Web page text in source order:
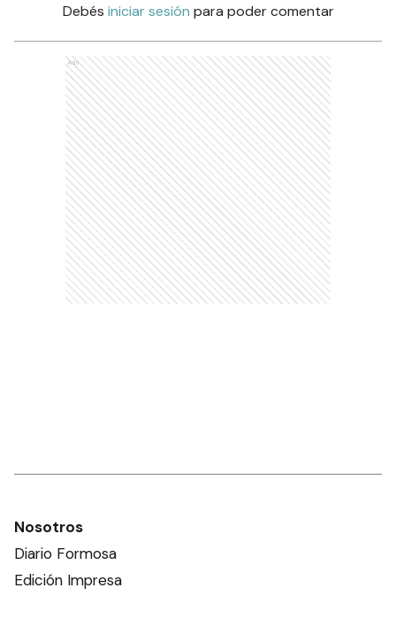
Debés iniciar sesión para poder comentar
Ads
Nosotros
Diario Formosa
Edición Impresa